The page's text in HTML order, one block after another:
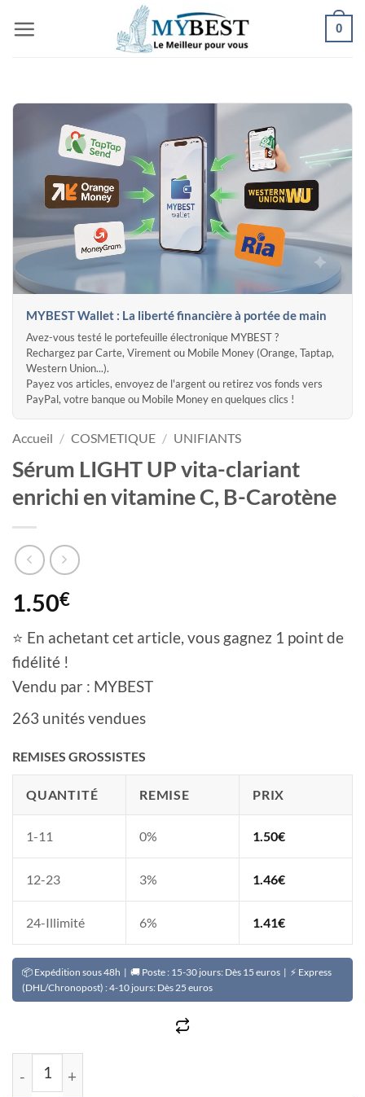
au
0
MYBEST Wallet : La liberté financière à portée de main
Avez-vous testé le portefeuille électronique MYBEST ?
Rechargez par Carte, Virement ou Mobile Money (Orange, Taptap,
Western Union...).
Payez vos articles, envoyez de l'argent ou retirez vos fonds vers
PayPal, votre banque ou Mobile Money en quelques clics !
Accueil / COSMETIQUE / UNIFIANTS
Sérum LIGHT UP vita-clariant
enrichi en vitamine C, B-Carotène
1.50€
⭐ En achetant cet article, vous gagnez 1 point de
fidélité !
Vendu par : MYBEST
263 unités vendues
REMISES GROSSISTES
QUANTITÉ REMISE PRIX
1-11 0% 1.50€
12-23 3% 1.46€
24-Illimité 6% 1.41€
📦 Expédition sous 48h | 🚚 Poste : 15-30 jours: Dès 15 euros | ⚡ Express
(DHL/Chronopost) : 4-10 jours: Dès 25 euros
quantité de Sérum LIGHT UP vita-clariant enrichi en